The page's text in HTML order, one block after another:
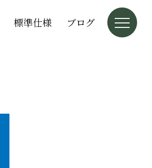
標準仕様 ブログ